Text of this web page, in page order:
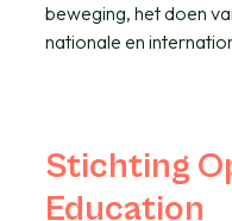
beweging, het doen
nationale en
Stichting
Education